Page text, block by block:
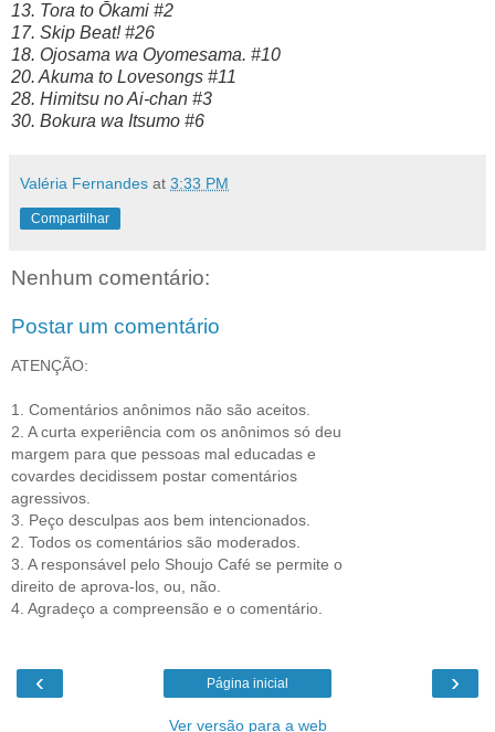
13. Tora to Ōkami #2
17. Skip Beat! #26
18. Ojosama wa Oyomesama. #10
20. Akuma to Lovesongs #11
28. Himitsu no Ai-chan #3
30. Bokura wa Itsumo #6
Valéria Fernandes at 3:33 PM
Compartilhar
Nenhum comentário:
Postar um comentário
ATENÇÃO:
1. Comentários anônimos não são aceitos.
2. A curta experiência com os anônimos só deu
margem para que pessoas mal educadas e
covardes decidissem postar comentários
agressivos.
3. Peço desculpas aos bem intencionados.
2. Todos os comentários são moderados.
3. A responsável pelo Shoujo Café se permite o
direito de aprova-los, ou, não.
4. Agradeço a compreensão e o comentário.
‹ ›
Página inicial
Ver versão para a web